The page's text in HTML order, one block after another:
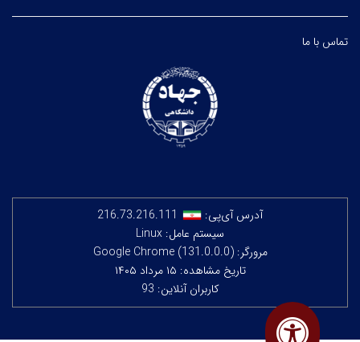
تماس با ما
آدرس آی‌پی:
216.73.216.111
سیستم عامل: Linux
مرورگر: Google Chrome (131.0.0.0)
تاریخ مشاهده: ۱۵ مرداد ۱۴۰۵
کاربران آنلاین: 93